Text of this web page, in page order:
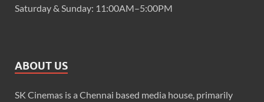
Saturday & Sunday: 11:00AM–5:00PM
ABOUT US
SK Cinemas is a Chennai based media house, primarily